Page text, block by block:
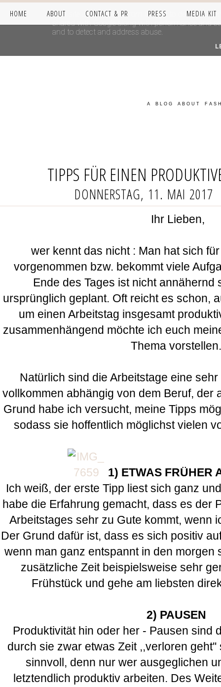
HOME ABOUT CONTACT & PR PRESS MEDIA KIT
A BLOG ABOUT
TIPPS FÜR EINEN
DONNERSTAG, 11. MAI 2017
Ihr Lieben,
wer kennt das nicht : Man hat sich
vorgenommen bzw. bekommt viele
Ende des Tages ist nicht annähernd
ursprünglich geplant. Oft reicht es schon,
um einen Arbeitstag insgesamt
zusammenhängend möchte ich euch
Thema
Natürlich sind die Arbeitstage eine
vollkommen abhängig von dem Beruf, der
Grund habe ich versucht, meine Tipps
sodass sie hoffentlich möglichst vielen
1) ETWAS FRÜHER
Ich weiß, der erste Tipp liest sich ganz
habe die Erfahrung gemacht, dass es der
Arbeitstages sehr zu Gute kommt, wenn
Der Grund dafür ist, dass es sich positiv
wenn man ganz entspannt in den morgen
zusätzliche Zeit beispielsweise sehr
Frühstück und gehe am liebsten
2) PAUSEN
Produktivität hin oder her - Pausen sind
durch sie zwar etwas Zeit ,,verloren
sinnvoll, denn nur wer ausgeglichen
letztendlich produktiv arbeiten. Des
This site uses cookies from Google to deliver its
shared with Google along with performance and
and to detect and address abuse.